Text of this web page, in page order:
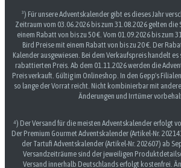
³) Für unsere Adventskalender gibt es dieses Jahr
Zeitraum vom 03.06.2026 bis zum 31.08.2026 gelten die
einem Rabatt von bis zu 50 €. Vom 01.09.2026 bis zum
Bird Preise mit einem Rabatt von bis zu 20 €. Der
Kalender ausgewiesen. Bei dem Verkaufspreis handelt
rabattierten Preis. Ab dem 01.11.2026 werden die
Preis verkauft. Gültig im Onlineshop. In den Gepp's
so lange der Vorrat reicht. Nicht kombinierbar mit
Änderungen und Irrtümer
⁴) Der Versand für die meisten Adventskalender erfolgt
Der Premium Gourmet Adventskalender (Artikel-Nr.
der Tartufi Adventskalender (Artikel-Nr. 202607) ab
Versandzeiträume sind der jeweiligen
Versand innerhalb Deutschlands erfolgt kostenfrei.